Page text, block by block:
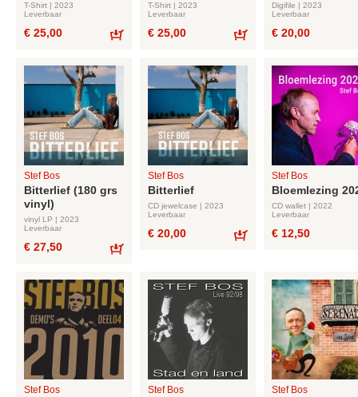
T-Shirt | 2023
Leverbaar
€ 25,00
T-Shirt | 2023
Leverbaar
€ 25,00
Digifile | 2023
Leverbaar
€ 20,00
Stef Bos
Bitterlief (180 grs
vinyl)
vinyl LP | 2023
Leverbaar
€ 27,50
Stef Bos
Bitterlief
CD jewelcase | 2023
Leverbaar
€ 20,00
Stef Bos
Bloemlezing
CD wallet | 2022
Leverbaar
€ 12,50
Stef Bos Stef Bos Stef Bos